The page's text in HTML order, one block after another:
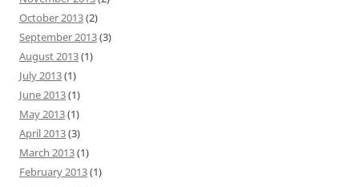
October 2013(2)
September 2013(3)
August 2013(1)
July 2013(1)
June 2013(1)
May 2013(1)
April 2013(3)
March 2013(1)
February 2013(1)